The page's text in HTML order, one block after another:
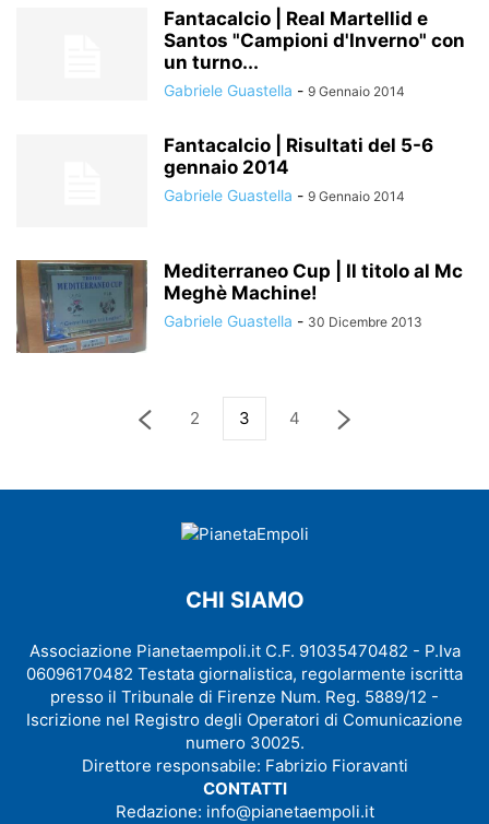
Fantacalcio | Real Martellid e
Santos "Campioni d'Inverno" con
un turno...
Gabriele Guastella - 9 Gennaio 2014
Fantacalcio | Risultati del 5-6
gennaio 2014
Gabriele Guastella - 9 Gennaio 2014
Mediterraneo Cup | Il titolo al Mc
Meghè Machine!
Gabriele Guastella - 30 Dicembre 2013
2 3 4
CHI SIAMO
Associazione Pianetaempoli.it C.F. 91035470482 - P.Iva
06096170482 Testata giornalistica, regolarmente iscritta
presso il Tribunale di Firenze Num. Reg. 5889/12 -
Iscrizione nel Registro degli Operatori di Comunicazione
numero 30025.
Direttore responsabile: Fabrizio Fioravanti
CONTATTI
Redazione: info@pianetaempoli.it